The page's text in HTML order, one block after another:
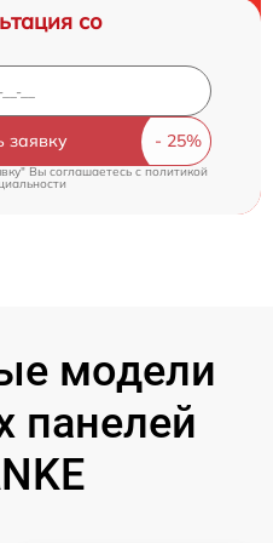
со
заявку
Вы соглашаетесь cполитикой
модели
панелей